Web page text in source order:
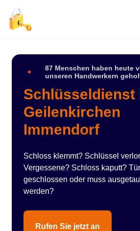
87 Menschen haben heute
unseren Handwerkern
Schlüsseldienst
Geilenkirchen
Immendorf
Schloss klemmt? Schlüssel
Vergessene? Schloss kaputt? Tür
geschlossen oder muss
werden?
Rufen Sie jetzt an